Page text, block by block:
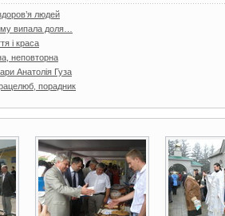
людей
випала доля…
і краса
неповторна
Анатолія Гуза
порадник
6 фото 3 фото